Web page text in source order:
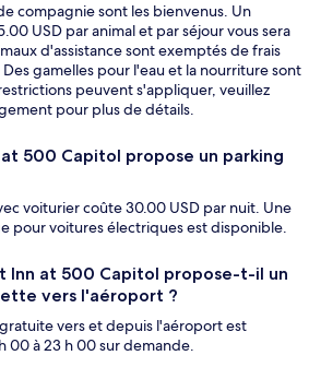
compagnie sont les bienvenus. Un
USD par animal et par séjour vous sera
d'assistance sont exemptés de frais
gamelles pour l'eau et la nourriture sont
peuvent s'appliquer, veuillez
pour plus de détails.
500 Capitol propose un parking
voiturier coûte 30.00 USD par nuit. Une
pour voitures électriques est disponible.
Inn at 500 Capitol propose-t-il un
vers l'aéroport ?
vers et depuis l'aéroport est
00 à 23 h 00 sur demande.